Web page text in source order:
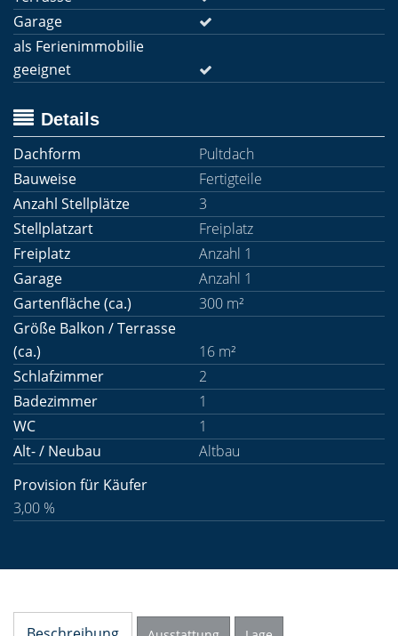
Garage
als Ferienimmobilie
geeignet
Details
Dachform
Pultdach
Bauweise
Fertigteile
Anzahl Stellplätze
3
Stellplatzart
Freiplatz
Freiplatz
Anzahl 1
Garage
Anzahl 1
Gartenfläche (ca.)
300 m²
Größe Balkon / Terrasse
(ca.)
16 m²
Schlafzimmer
2
Badezimmer
1
WC
1
Alt- / Neubau
Altbau
Provision für Käufer
3,00 %